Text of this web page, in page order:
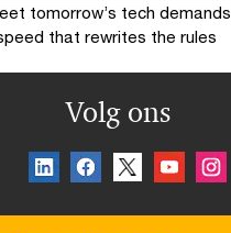
tomorrow’s tech demands
that rewrites the rules
Volg ons